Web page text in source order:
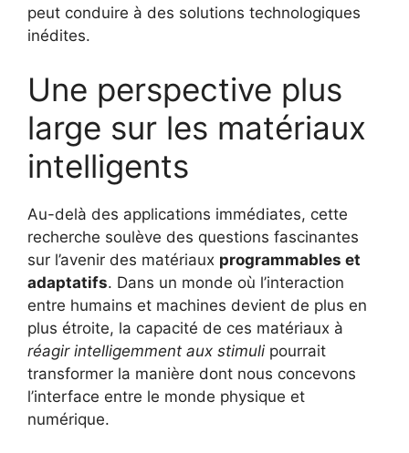
peut conduire à des solutions technologiques
inédites.
Une perspective plus
large sur les matériaux
intelligents
Au-delà des applications immédiates, cette
recherche soulève des questions fascinantes
sur l’avenir des matériaux programmables et
adaptatifs. Dans un monde où l’interaction
entre humains et machines devient de plus en
plus étroite, la capacité de ces matériaux à
réagir intelligemment aux stimuli pourrait
transformer la manière dont nous concevons
l’interface entre le monde physique et
numérique.